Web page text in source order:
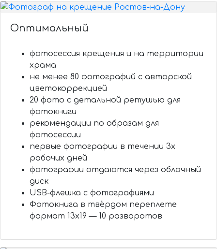
Оптимальный
фотосессия крещения и на территории
храма
не менее 80 фотографий с авторской
цветокоррекцией
20 фото с детальной ретушью для
фотокниги
рекомендации по образам для
фотосессии
первые фотографии в течении 3х
рабочих дней
фотографии отдаются через облачный
диск
USB-флешка с фотографиями
Фотокнига в твёрдом переплете
формат 13х19 — 10 разворотов